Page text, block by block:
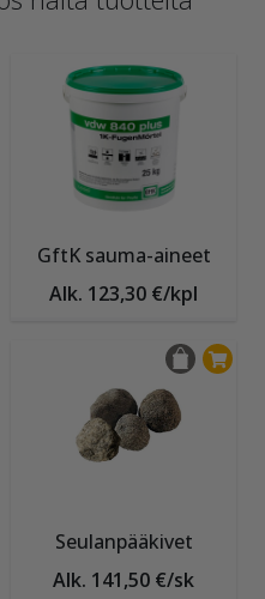
GftK sauma-aineet
Alk. 123,30 €/kpl
Seulanpääkivet
Alk. 141,50 €/sk